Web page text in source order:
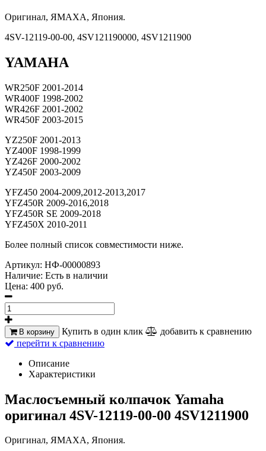
Оригинал, ЯМАХА, Япония.
4SV-12119-00-00, 4SV121190000, 4SV1211900
YAMAHA
WR250F 2001-2014
WR400F 1998-2002
WR426F 2001-2002
WR450F 2003-2015
YZ250F 2001-2013
YZ400F 1998-1999
YZ426F 2000-2002
YZ450F 2003-2009
YFZ450 2004-2009,2012-2013,2017
YFZ450R 2009-2016,2018
YFZ450R SE 2009-2018
YFZ450X 2010-2011
Более полный список совместимости ниже.
Артикул: НФ-00000893
Наличие: Есть в наличии
Цена: 400 руб.
В корзину Купить в один клик
добавить к сравнению
перейти к сравнению
Описание
Характеристики
Маслосъемный колпачок Yamaha
оригинал 4SV-12119-00-00 4SV1211900
Оригинал, ЯМАХА, Япония.